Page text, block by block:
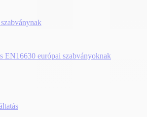
EN16630 európai szabványoknak